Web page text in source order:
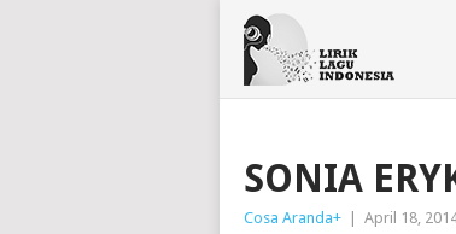
SONIA
Cosa Aranda+ April 18,